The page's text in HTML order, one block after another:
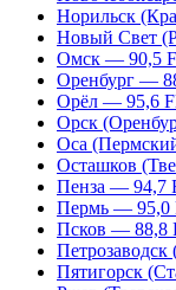
Норильск
Новый Свет
Омск — 90,5
Оренбург —
Орёл — 95,6
Орск
Оса
Осташков
Пенза — 94,7
Пермь — 95,0
Псков — 88,8
Пятигорск